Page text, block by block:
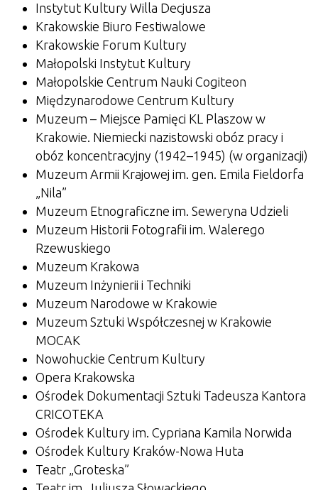
Instytut Kultury Willa Decjusza
Krakowskie Biuro Festiwalowe
Krakowskie Forum Kultury
Małopolski Instytut Kultury
Małopolskie Centrum Nauki Cogiteon
Międzynarodowe Centrum Kultury
Muzeum – Miejsce Pamięci KL Plaszow w
Krakowie. Niemiecki nazistowski obóz pracy i
obóz koncentracyjny (1942–1945) (w organizacji)
Muzeum Armii Krajowej im. gen. Emila Fieldorfa
„Nila”
Muzeum Etnograficzne im. Seweryna Udzieli
Muzeum Historii Fotografii im. Walerego
Rzewuskiego
Muzeum Krakowa
Muzeum Inżynierii i Techniki
Muzeum Narodowe w Krakowie
Muzeum Sztuki Współczesnej w Krakowie
MOCAK
Nowohuckie Centrum Kultury
Opera Krakowska
Ośrodek Dokumentacji Sztuki Tadeusza Kantora
CRICOTEKA
Ośrodek Kultury im. Cypriana Kamila Norwida
Ośrodek Kultury Kraków-Nowa Huta
Teatr „Groteska”